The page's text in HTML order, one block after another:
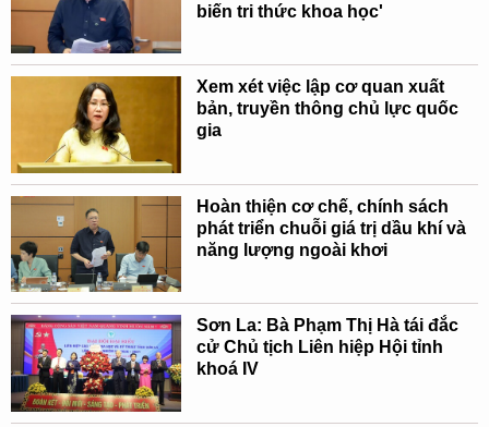
biến tri thức khoa học'
Xem xét việc lập cơ quan xuất
bản, truyền thông chủ lực quốc
gia
Hoàn thiện cơ chế, chính sách
phát triển chuỗi giá trị dầu khí và
năng lượng ngoài khơi
Sơn La: Bà Phạm Thị Hà tái đắc
cử Chủ tịch Liên hiệp Hội tỉnh
khoá IV